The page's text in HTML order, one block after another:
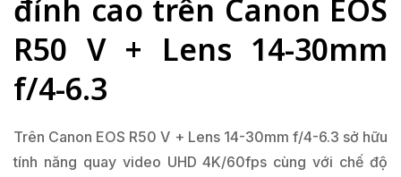
đỉnh cao trên Canon EOS
R50 V + Lens 14-30mm
f/4-6.3
Trên Canon EOS R50 V + Lens 14-30mm f/4-6.3 sở hữu
tính năng quay video UHD 4K/60fps cùng với chế độ